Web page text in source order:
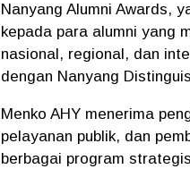
Nanyang Alumni Awards,
kepada para alumni yang
nasional, regional, dan
dengan Nanyang
Menko AHY menerima
pelayanan publik, dan
berbagai program